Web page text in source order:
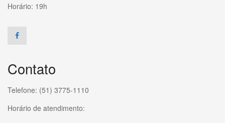
Horário: 19h
Contato
Telefone: (51) 3775-1110
Horário de atendimento: